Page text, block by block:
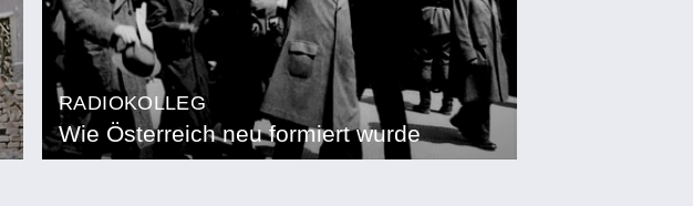
RADIOKOLLEG
Wie Österreich neu formiert wurde